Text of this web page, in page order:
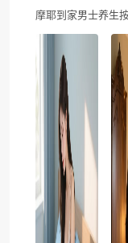
摩耶到家男士养生